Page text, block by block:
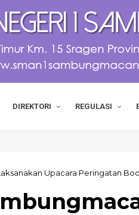
DIREKTORI REGULASI
Upacara Peringatan